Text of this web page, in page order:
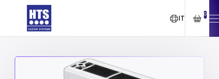
IT 0